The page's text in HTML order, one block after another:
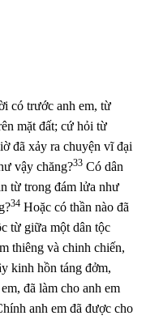
có trước anh em, từ
mặt đất; cứ hỏi từ
đã xảy ra chuyện vĩ đại
vậy chăng?33 Có dân
từ trong đám lửa như
34 Hoặc có thần nào đã
từ giữa một dân tộc
thiêng và chinh chiến,
kinh hồn táng đởm,
đã làm cho anh em
anh em đã được cho